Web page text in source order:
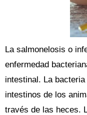
La salmonelosis o
enfermedad
intestinal. La
intestinos de los
través de las heces.